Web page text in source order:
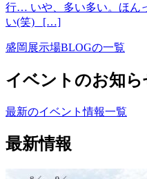
行… いや、多い多い。ほん
い(笑) […]
盛岡展示場BLOGの一覧
イベントのお知ら
最新のイベント情報一覧
最新情報